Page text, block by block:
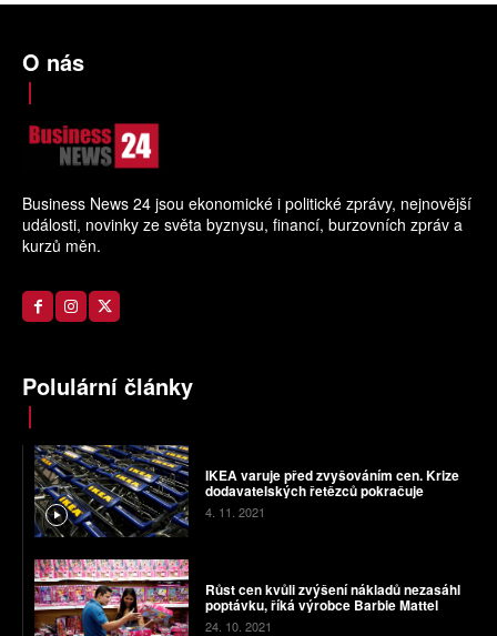
O nás
Business News 24 jsou ekonomické i politické zprávy, nejnovější
události, novinky ze světa byznysu, financí, burzovních zpráv a
kurzů měn.
Polulární články
IKEA varuje před zvyšováním cen. Krize
dodavatelských řetězců pokračuje
4. 11. 2021
Růst cen kvůli zvýšení nákladů nezasáhl
poptávku, říká výrobce Barbie Mattel
24. 10. 2021